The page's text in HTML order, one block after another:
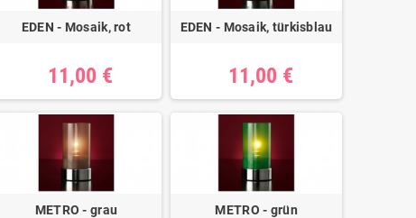
EDEN - Mosaik, rot
11,00 €
EDEN - Mosaik, türkisblau
11,00 €
METRO - grau METRO - grün